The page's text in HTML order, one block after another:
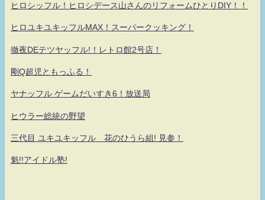
ヒロシッフル！ヒロシデース山さんのリフォームひとりDIY！！
ヒロユキユキッフルMAX！スーパークッキング！
徹夜DEテツヤッフル!！レトロ館2号店！
剛Q超児ともっふる！
ヤナッフル ゲームだいすき6！放送局
ヒウラー総統の野望
三代目 ユキユキッフル 花のひうら組! 見参！
魁!!アイドル塾!